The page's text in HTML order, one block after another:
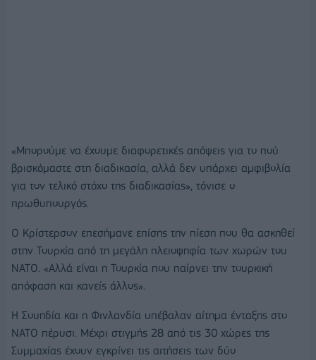
«Μπορούμε να έχουμε διαφορετικές απόψεις για το πού
βρισκόμαστε στη διαδικασία, αλλά δεν υπάρχει αμφιβολία
για τον τελικό στόχο της διαδικασίας», τόνισε ο
πρωθυπουργός.
Ο Κρίστερσον επεσήμανε επίσης την πίεση που θα ασκηθεί
στην Τουρκία από τη μεγάλη πλειοψηφία των χωρών του
ΝΑΤΟ. «Αλλά είναι η Τουρκία που παίρνει την τουρκική
απόφαση και κανείς άλλος».
Η Σουηδία και η Φινλανδία υπέβαλαν αίτημα ένταξης στο
ΝΑΤΟ πέρυσι. Μέχρι στιγμής 28 από τις 30 χώρες της
Συμμαχίας έχουν εγκρίνει τις αιτήσεις των δύο